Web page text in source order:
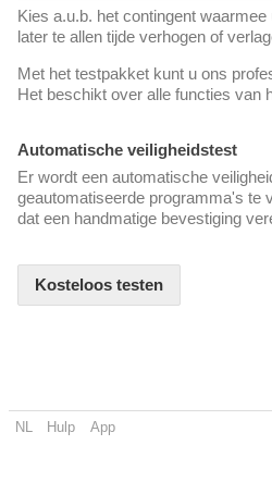
Kies a.u.b. het contingent
later te allen tijde verhogen of
Met het testpakket kunt u ons
Het beschikt over alle functies van
Automatische veiligheidstest
Er wordt een automatische
geautomatiseerde programma's te
dat een handmatige bevestiging
Kosteloos testen
NL Hulp App